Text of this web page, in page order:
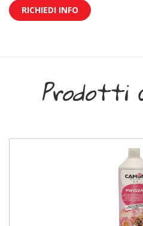
RICHIEDI INFO
Prodotti